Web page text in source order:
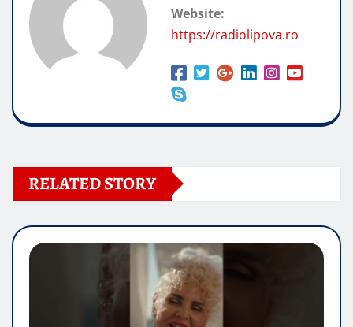
Website:
https://radiolipova.ro
RELATED STORY